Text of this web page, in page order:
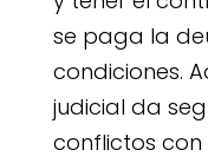
se paga la
condiciones.
judicial da
conflictos con